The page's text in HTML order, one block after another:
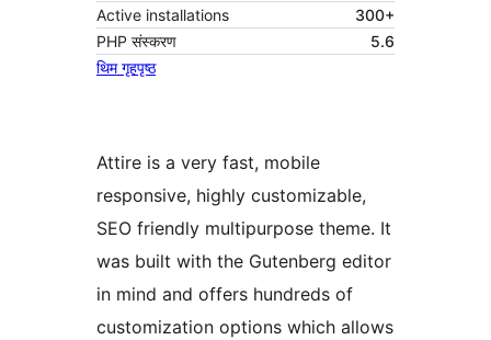
Active installations
300+
PHP संस्करण
5.6
थिम गृहपृष्ठ
Attire is a very fast, mobile
responsive, highly customizable,
SEO friendly multipurpose theme. It
was built with the Gutenberg editor
in mind and offers hundreds of
customization options which allows